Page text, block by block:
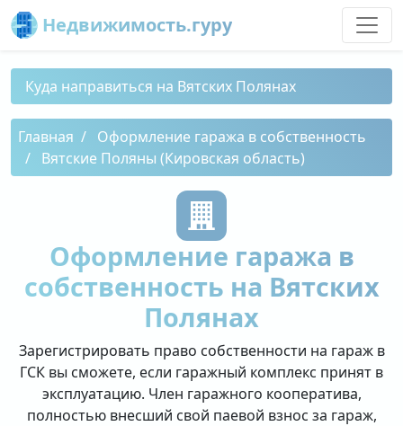
Недвижимость.гуру
Куда направиться на Вятских Полянах
Главная
Оформление гаража в собственность
Вятские Поляны (Кировская область)
Оформление гаража в
собственность на Вятских
Полянах
Зарегистрировать право собственности на гараж в
ГСК вы сможете, если гаражный комплекс принят в
эксплуатацию. Член гаражного кооператива,
полностью внесший свой паевой взнос за гараж,